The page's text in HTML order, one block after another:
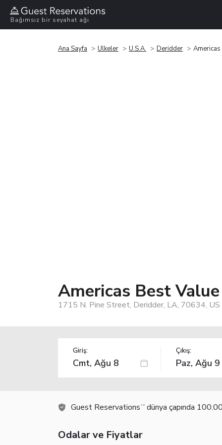
Bağımsız bir seyahat ağı
Ana Sayfa Ülkeler U.S.A. Deridder
Americas Best
1715 N. Pine Street, Deridder, LA, 70634, US
Giriş: Çıkış:
Guest Reservations TM dünya çapında
Odalar ve Fiyatlar